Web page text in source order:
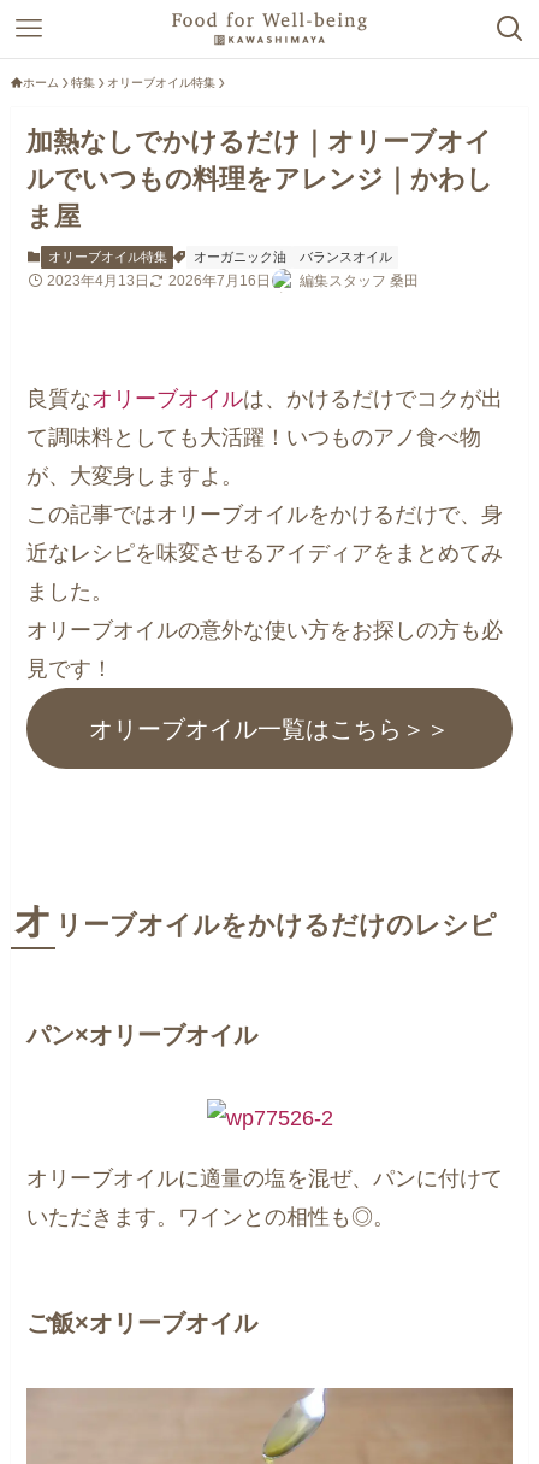
ホーム 特集 オリーブオイル特集
加熱なしでかけるだけ｜オリーブオイ
ルでいつもの料理をアレンジ｜かわし
ま屋
オリーブオイル特集 オーガニック油 バランスオイル
2023年4月13日 2026年7月16日 編集スタッフ 桑田
良質なオリーブオイルは、かけるだけでコクが出
て調味料としても大活躍！いつものアノ食べ物
が、大変身しますよ。
この記事ではオリーブオイルをかけるだけで、身
近なレシピを味変させるアイディアをまとめてみ
ました。
オリーブオイルの意外な使い方をお探しの方も必
見です！
オリーブオイル一覧はこちら＞＞
オ リーブオイルをかけるだけのレシピ
パン×オリーブオイル
オリーブオイルに適量の塩を混ぜ、パンに付けて
いただきます。ワインとの相性も◎。
ご飯×オリーブオイル